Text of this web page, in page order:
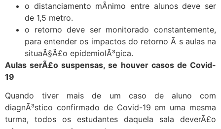
o distanciamento mÃ­nimo entre alunos deve ser
de 1,5 metro.
o retorno deve ser monitorado constantemente,
para entender os impactos do retorno Ã s aulas na
situaÃ§Ã£o epidemiolÃ³gica.
Aulas serÃ£o suspensas, se houver casos de Covid-
19
Quando tiver mais de um caso de aluno com
diagnÃ³stico confirmado de Covid-19 em uma mesma
turma, todos os estudantes daquela sala deverÃ£o